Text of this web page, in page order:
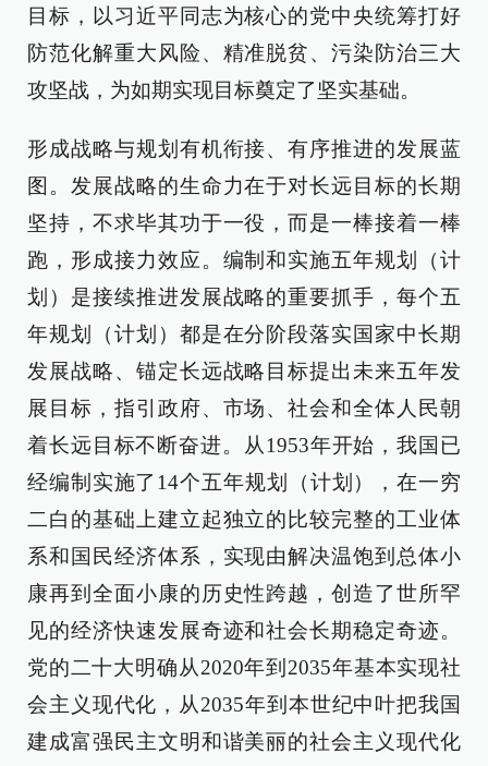
目标，以习近平同志为核心的党中央统筹打好
防范化解重大风险、精准脱贫、污染防治三大
攻坚战，为如期实现目标奠定了坚实基础。
形成战略与规划有机衔接、有序推进的发展蓝
图。发展战略的生命力在于对长远目标的长期
坚持，不求毕其功于一役，而是一棒接着一棒
跑，形成接力效应。编制和实施五年规划（计
划）是接续推进发展战略的重要抓手，每个五
年规划（计划）都是在分阶段落实国家中长期
发展战略、锚定长远战略目标提出未来五年发
展目标，指引政府、市场、社会和全体人民朝
着长远目标不断奋进。从1953年开始，我国已
经编制实施了14个五年规划（计划），在一穷
二白的基础上建立起独立的比较完整的工业体
系和国民经济体系，实现由解决温饱到总体小
康再到全面小康的历史性跨越，创造了世所罕
见的经济快速发展奇迹和社会长期稳定奇迹。
党的二十大明确从2020年到2035年基本实现社
会主义现代化，从2035年到本世纪中叶把我国
建成富强民主文明和谐美丽的社会主义现代化